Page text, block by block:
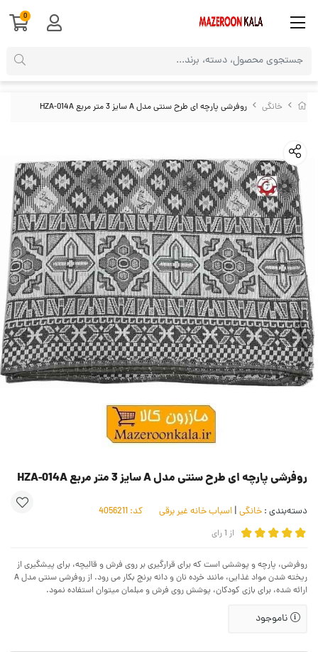
خانگی روفرشی پارچه ای طرح سنتی مدل A سایز 3 متر مربع HZA-014A
روفرشی پارچه ای طرح سنتی مدل A سایز 3 متر مربع HZA-014A
دسته‌بندی : خانگی | اسباب خانه غیر برقی کد:
از 1رای
روفرشی، پارچه و پوششی است که برای قرارگیری بر روی فرش و قالیچه، برای پیشگیری از
ریخته شدن مواد غذایی، مانند خرده نان و دانه برنج بکار می رود. از روفرشی سنتی مدل A
ارائه شده، برای بازی کودکان، پوشش روی فرش و مبلمان میتوان استفاده نمود.
ناموجود
0